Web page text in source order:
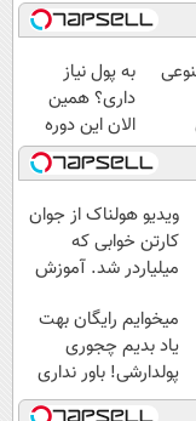
|
به پول نیاز
داری؟ همین
الان این دوره
رایگان رو شرکت
کن تا دیر نشده!
ویدیو هولناک از جوان
کارتن خوابی که
میلیاردر شد. آموزش
میخوایم رایگان بهت
یاد بدیم چجوری
پولدارشی! باور نداری
امتحانش مجانیه